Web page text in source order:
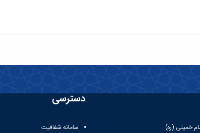
خمینی (ره)
دسترسی
سامانه شفافیت